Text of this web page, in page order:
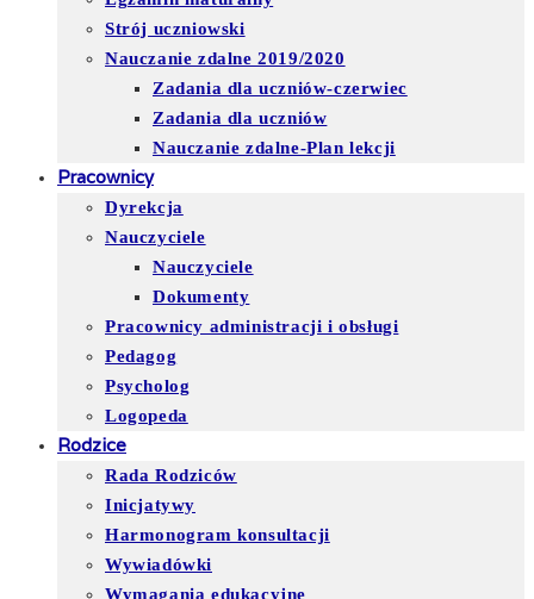
Strój uczniowski
Nauczanie zdalne 2019/2020
Zadania dla uczniów-czerwiec
Zadania dla uczniów
Nauczanie zdalne-Plan lekcji
Pracownicy
Dyrekcja
Nauczyciele
Nauczyciele
Dokumenty
Pracownicy administracji i obsługi
Pedagog
Psycholog
Logopeda
Rodzice
Rada Rodziców
Inicjatywy
Harmonogram konsultacji
Wywiadówki
Wymagania edukacyjne